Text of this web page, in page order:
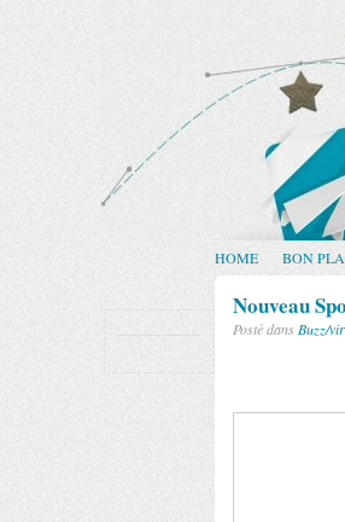
HOME BON
Nouveau
Posté dans Buzz/